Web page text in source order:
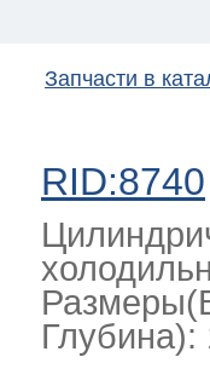
Запчасти в
RID:8740
Глубина):